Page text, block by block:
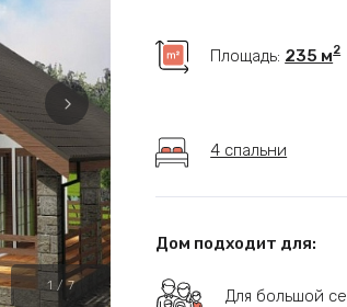
1 / 7
Площадь: 235 м2
4 спальни
Дом подходит для:
Для большой